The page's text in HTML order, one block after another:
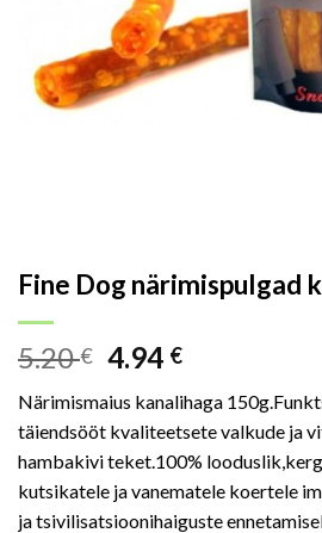
Fine Dog närimispulgad
5.20€ 4.94 €
Närimismaius kanalihaga
täiendsööt kvaliteetsete valkude ja
hambakivi teket.100%
kutsikatele ja vanematele koertele
ja tsivilisatsioonihaiguste